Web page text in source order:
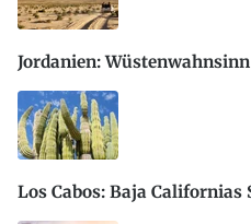
Jordanien:
Los Cabos: Baja Californias